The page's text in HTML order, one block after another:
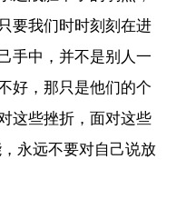
要我们时时刻刻在进
手中，并不是别人一
好，那只是他们的个
这些挫折，面对这些
永远不要对自己说放